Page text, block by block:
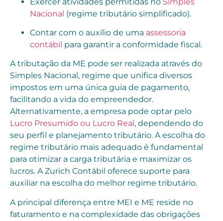
Nacional (regime tributário simplificado).
Contar com o auxílio de uma assessoria
contábil para garantir a conformidade fiscal.
A tributação da ME pode ser realizada através do
Simples Nacional, regime que unifica diversos
impostos em uma única guia de pagamento,
facilitando a vida do empreendedor.
Alternativamente, a empresa pode optar pelo
Lucro Presumido ou Lucro Real , dependendo do
seu perfil e planejamento tributário. A escolha do
regime tributário mais adequado é fundamental
para otimizar a carga tributária e maximizar os
lucros. A Zurich Contábil oferece suporte para
auxiliar na escolha do melhor regime tributário.
A principal diferença entre MEI e ME reside no
faturamento e na complexidade das obrigações